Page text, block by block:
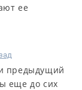
ее
предыдущий
еще до сих